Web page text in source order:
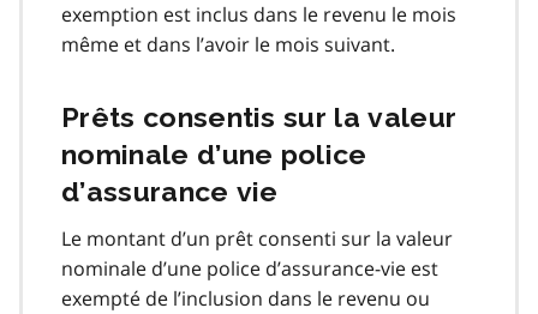
exemption est inclus dans le revenu le mois
même et dans l’avoir le mois suivant.
Prêts consentis sur la valeur
nominale d’une police
d’assurance vie
Le montant d’un prêt consenti sur la valeur
nominale d’une police d’assurance-vie est
exempté de l’inclusion dans le revenu ou